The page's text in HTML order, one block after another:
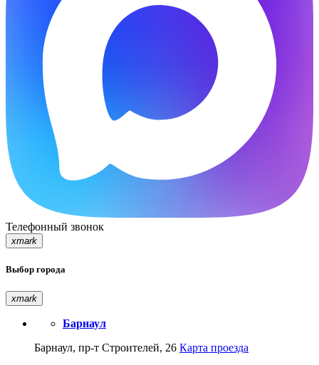
Телефонный звонок
xmark
Выбор города
xmark
Барнаул
Барнаул, пр-т Строителей, 26 Карта проезда